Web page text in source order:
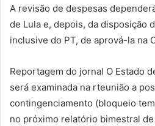
A revisão de despesas
de Lula e, depois, da disposição
inclusive do PT, de aprová-la na
Reportagem do jornal O Estado
será examinada na rteunião a
contingenciamento (bloqueio
no próximo relatório bimestral